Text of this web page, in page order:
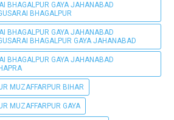
BHAGALPUR GAYA JAHANABAD
BHAGALPUR
BHAGALPUR GAYA JAHANABAD
BHAGALPUR GAYA JAHANABAD
BHAGALPUR GAYA JAHANABAD
MUZAFFARPUR BIHAR
MUZAFFARPUR GAYA